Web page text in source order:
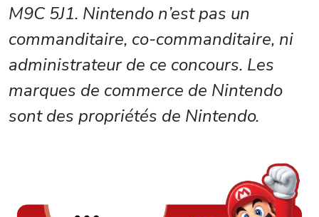
M9C 5J1. Nintendo n’est pas un
commanditaire, co-commanditaire, ni
administrateur de ce concours. Les
marques de commerce de Nintendo
sont des propriétés de Nintendo.